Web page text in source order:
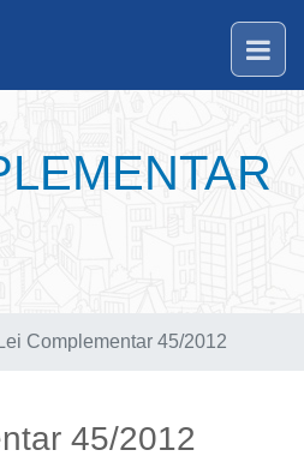
Lei Complementar 45/2012
45/2012